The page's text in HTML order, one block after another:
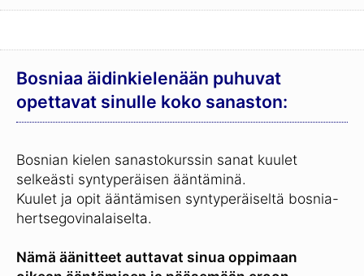
Bosniaa äidinkielenään puhuvat
opettavat sinulle koko sanaston:
Bosnian kielen sanastokurssin sanat kuulet
selkeästi syntyperäisen ääntäminä.
Kuulet ja opit ääntämisen syntyperäiseltä bosnia-
hertsegovinalaiselta.
Nämä äänitteet auttavat sinua oppimaan